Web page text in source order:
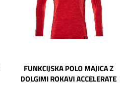
FUNKCIJSKA POLO MAJICA Z
DOLGIMI ROKAVI ACCELERATE